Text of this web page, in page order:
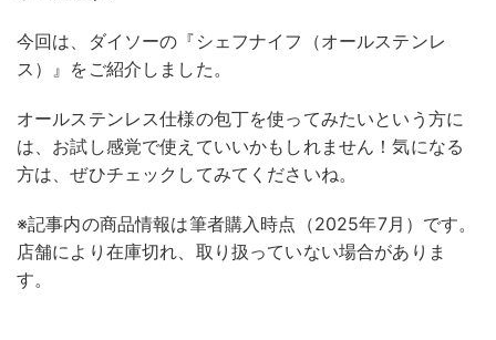
今回は、ダイソーの『シェフナイフ（オールステンレ
ス）』をご紹介しました。
オールステンレス仕様の包丁を使ってみたいという方に
は、お試し感覚で使えていいかもしれません！気になる
方は、ぜひチェックしてみてくださいね。
※記事内の商品情報は筆者購入時点（2025年7月）です。
店舗により在庫切れ、取り扱っていない場合がありま
す。